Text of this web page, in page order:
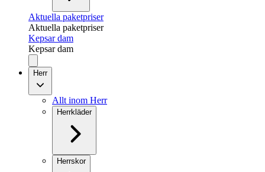
Aktuella paketpriser
Aktuella paketpriser
Kepsar dam
Kepsar dam
Herr
Allt inom Herr
Herrkläder
Herrskor